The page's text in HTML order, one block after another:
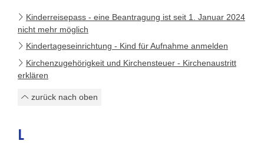
Kinderreisepass - eine Beantragung ist seit 1. Januar 2024
nicht mehr möglich
Kindertageseinrichtung - Kind für Aufnahme anmelden
Kirchenzugehörigkeit und Kirchensteuer - Kirchenaustritt
erklären
zurück nach oben
L